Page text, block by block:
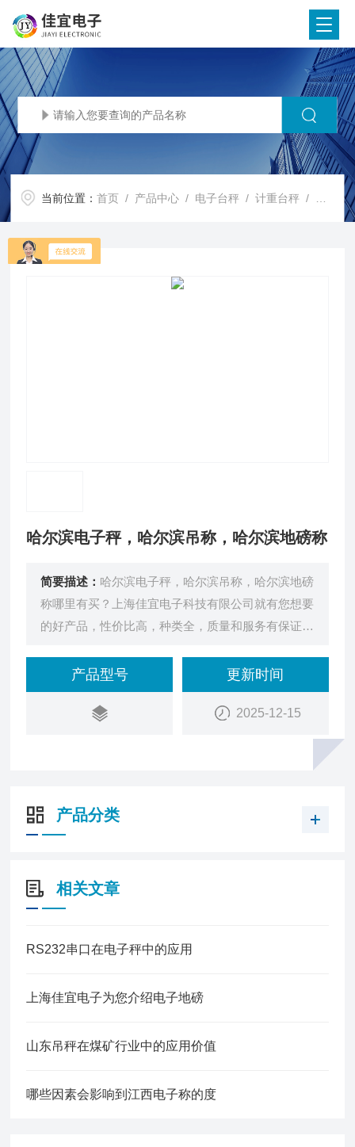
当前位置：首页 / 产品中心 / 电子台秤 /计重台秤 / 哈尔滨电子秤，哈尔滨吊称，哈尔滨地磅称
哈尔滨电子秤，哈尔滨吊称，哈尔滨地磅称
简要描述： 哈尔滨电子秤，哈尔滨吊称，哈尔滨地磅
称哪里有买？上海佳宜电子科技有限公司就有您想要
的好产品，性价比高，种类全，质量和服务有保证，
产品型号 更新时间
2025-12-15
产品分类
相关文章
RS232串口在电子秤中的应用
上海佳宜电子为您介绍电子地磅
山东吊秤在煤矿行业中的应用价值
哪些因素会影响到江西电子称的度